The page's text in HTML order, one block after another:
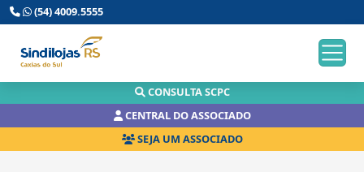
(54) 4009.5555
CONSULTA SCPC
CENTRAL DO ASSOCIADO
SEJA UM ASSOCIADO